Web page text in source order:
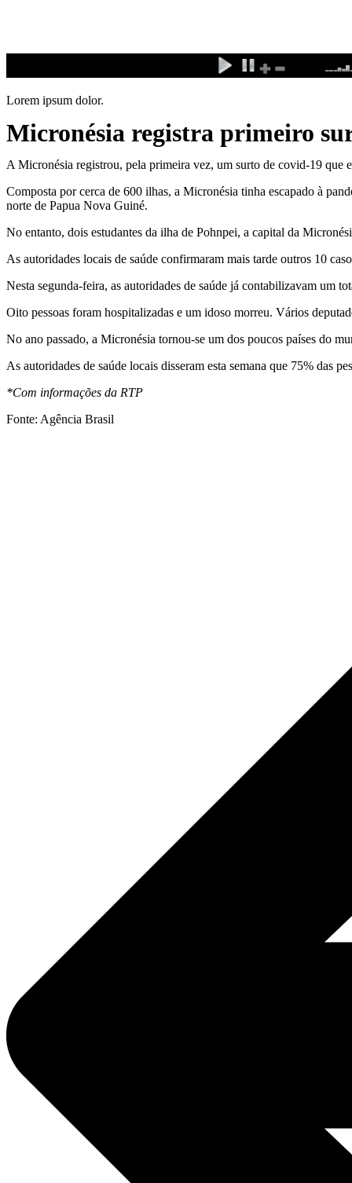
conteúdo
Lorem ipsum dolor.
Micronésia registra primeiro
A Micronésia registrou, pela primeira vez, um surto de covid-19 que
Composta por cerca de 600 ilhas, a Micronésia tinha escapado à
norte de Papua Nova Guiné.
No entanto, dois estudantes da ilha de Pohnpei, a capital da
As autoridades locais de saúde confirmaram mais tarde outros 10
Nesta segunda-feira, as autoridades de saúde já contabilizavam um
Oito pessoas foram hospitalizadas e um idoso morreu. Vários
No ano passado, a Micronésia tornou-se um dos poucos países do
As autoridades de saúde locais disseram esta semana que 75% das
*Com informações da RTP
Fonte: Agência Brasil